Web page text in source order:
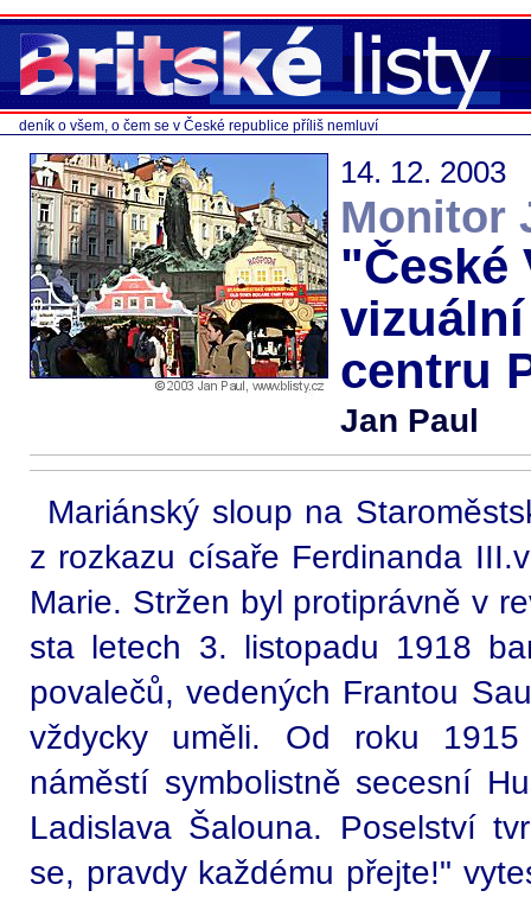
deník o všem, o čem se v České republice příliš nemluví
14. 12. 2003
Monitor
"České
centru
Jan Paul
Mariánský sloup na
z rozkazu císaře Ferdinanda
Marie. Stržen byl protiprávně v
sta letech 3. listopadu 1918
povalečů, vedených Frantou
vždycky uměli. Od roku 1915
náměstí symbolistně secesní
Ladislava Šalouna. Poselství
se, pravdy každému přejte!"